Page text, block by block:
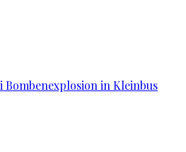
Bombenexplosion in Kleinbus